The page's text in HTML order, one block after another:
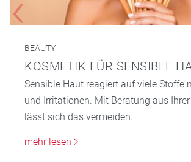
BEAUTY
KOSMETIK FÜR SENSIBLE
Sensible Haut reagiert auf viele Stoffe
und Irritationen. Mit Beratung aus
lässt sich das vermeiden.
mehr lesen